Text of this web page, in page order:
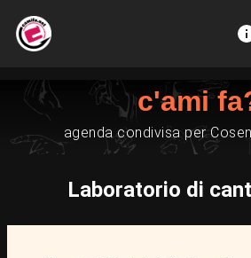
c'ami
agenda condivisa per
Laboratorio di